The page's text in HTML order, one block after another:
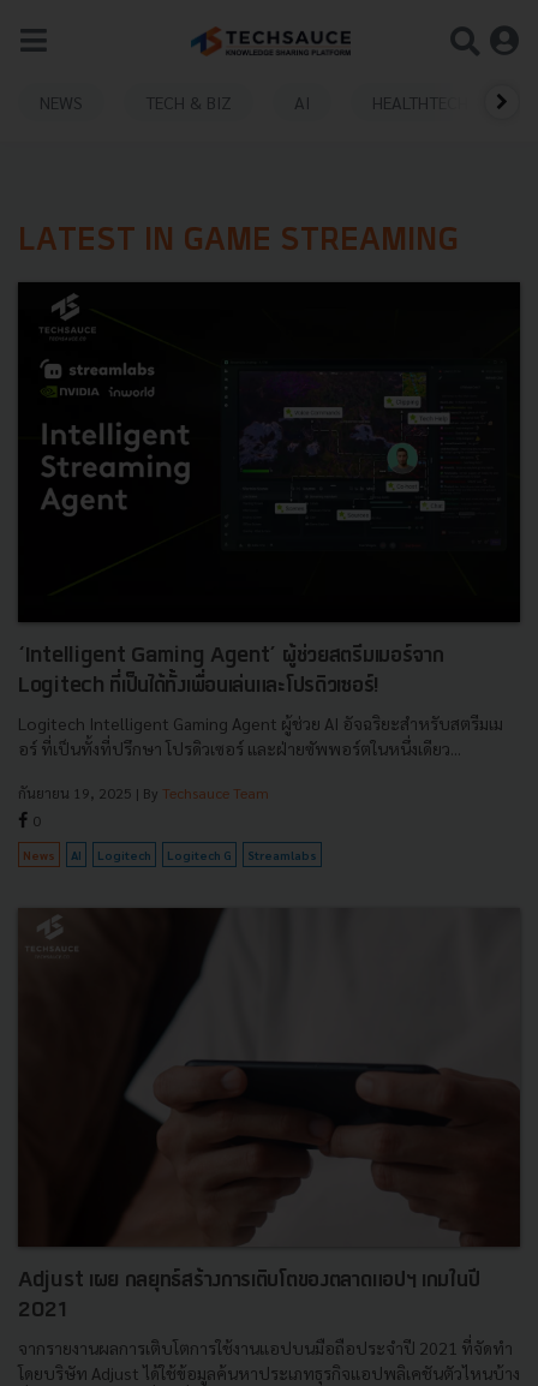
NEWS TECH & BIZ AI HEALTHTECH
LATEST IN GAME STREAMING
‘Intelligent Gaming Agent’ ผู้ช่วยสตรีมเมอร์จาก
Logitech ที่เป็นได้ทั้งเพื่อนเล่นและโปรดิวเซอร์!
Logitech Intelligent Gaming Agent ผู้ช่วย AI อัจฉริยะสำหรับสตรีมเม
อร์ ที่เป็นทั้งที่ปรึกษา โปรดิวเซอร์ และฝ่ายซัพพอร์ตในหนึ่งเดียว...
กันยายน 19, 2025 | By Techsauce Team
0
News AI Logitech Logitech G Streamlabs
Adjust เผย กลยุทธ์สร้างการเติบโตของตลาดแอปฯ เกมในปี
2021
จากรายงานผลการเติบโตการใช้งานแอปบนมือถือประจำปี 2021 ที่จัดทำ
โดยบริษัท Adjust ได้ใช้ข้อมูลค้นหาประเภทธุรกิจแอปพลิเคชันตัวไหนบ้าง